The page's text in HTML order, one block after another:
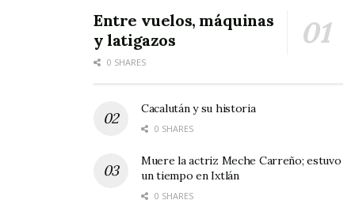
Entre vuelos, máquinas
y latigazos
0 SHARES
Cacalután y su historia
0 SHARES
Muere la actriz Meche Carreño; estuvo
un tiempo en Ixtlán
0 SHARES